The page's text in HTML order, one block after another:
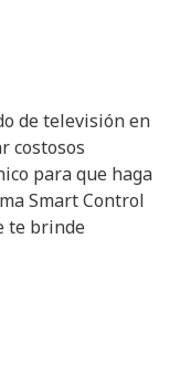
de televisión en
costosos
para que haga
Smart Control
te brinde